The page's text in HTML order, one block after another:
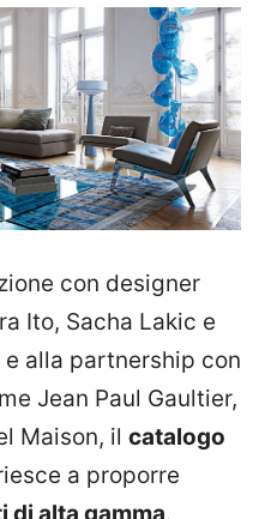
con designer
Ito, Sacha Lakic e
alla partnership con
Jean Paul Gaultier,
Maison, il catalogo
a proporre
di alta gamma.